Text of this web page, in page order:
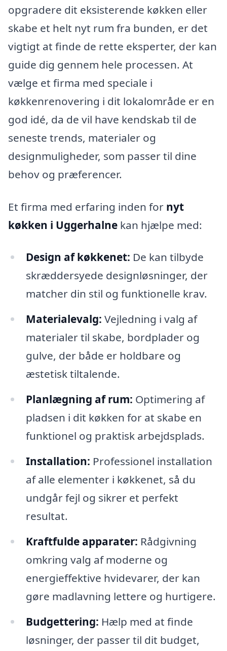
opgradere dit eksisterende køkken eller
skabe et helt nyt rum fra bunden, er det
vigtigt at finde de rette eksperter, der kan
guide dig gennem hele processen. At
vælge et firma med speciale i
køkkenrenovering i dit lokalområde er en
god idé, da de vil have kendskab til de
seneste trends, materialer og
designmuligheder, som passer til dine
behov og præferencer.
Et firma med erfaring inden for nyt
køkken i Uggerhalne kan hjælpe med:
Design af køkkenet: De kan tilbyde
skræddersyede designløsninger, der
matcher din stil og funktionelle krav.
Materialevalg: Vejledning i valg af
materialer til skabe, bordplader og
gulve, der både er holdbare og
æstetisk tiltalende.
Planlægning af rum: Optimering af
pladsen i dit køkken for at skabe en
funktionel og praktisk arbejdsplads.
Installation: Professionel installation
af alle elementer i køkkenet, så du
undgår fejl og sikrer et perfekt
resultat.
Kraftfulde apparater: Rådgivning
omkring valg af moderne og
energieffektive hvidevarer, der kan
gøre madlavning lettere og hurtigere.
Budgettering: Hælp med at finde
løsninger, der passer til dit budget,